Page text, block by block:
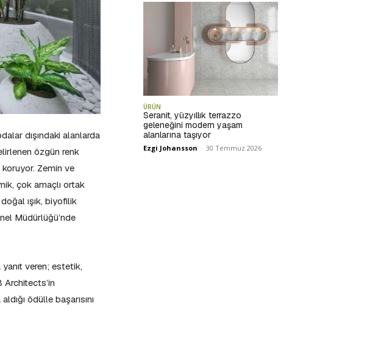
dışındaki alanlarda
özgün renk
Zemin ve
çok amaçlı ortak
ışık, biyofilik
Müdürlüğü’nde
veren; estetik,
Architects’in
ödülle başarısını
ÜRÜN
Seranit, yüzyıllık terrazzo
geleneğini modern yaşam
alanlarına taşıyor
Ezgi Johansson - 30 Temmuz 2026